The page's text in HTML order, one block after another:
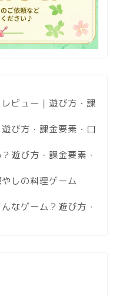
ビュー｜遊び方・課
び方・課金要素・口
遊び方・課金要素・
しの料理ゲーム
なゲーム？遊び方・